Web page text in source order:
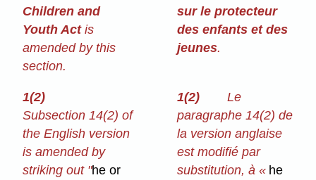
Children and
Youth Actis
amended by this
section.
sur le protecteur
des enfants et des
jeunes.
1(2)
Subsection 14(2) of
the English version
is amended by
striking out "he or
1(2)
Le
paragraphe 14(2) de
la version anglaise
est modifié par
substitution, à « he